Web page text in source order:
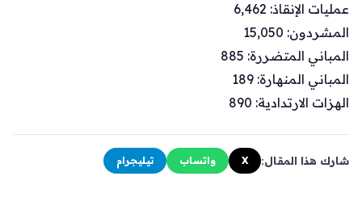
عمليات الإنقاذ: 6,462
المشردون: 15,050
المباني المتضررة: 885
المباني المنهارة: 189
الهزات الارتدادية: 890
شارك هذا المقال: X واتساب تيليجرام